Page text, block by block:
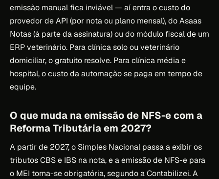
emissão manual fica inviável — aí entra o custo do
provedor de API (por nota ou plano mensal), do Asaas
Notas (à parte da assinatura) ou do módulo fiscal de um
ERP veterinário. Para clínica solo ou veterinário
domiciliar, o gratuito resolve. Para clínica média e
hospital, o custo da automação se paga em tempo de
equipe.
O que muda na emissão de NFS-e com a
Reforma Tributária em 2027?
A partir de 2027, o Simples Nacional passa a exibir os
tributos CBS e IBS na nota, e a emissão de NFS-e para
o MEI torna-se obrigatória, segundo a Contabilizei. A